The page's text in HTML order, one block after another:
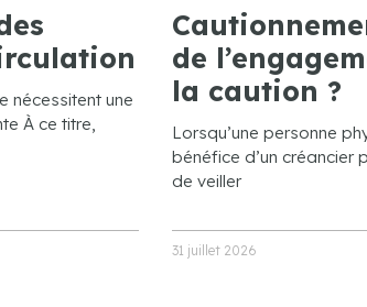
nécessitent une
À ce titre,
de
la caution ?
Lorsqu’une personne
bénéfice d’un créancier
de veiller
31 juillet 2026